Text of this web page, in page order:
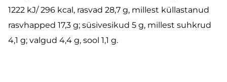
1222 kJ/ 296 kcal, rasvad 28,7 g, millest küllastanud
rasvhapped 17,3 g; süsivesikud 5 g, millest suhkrud
4,1 g; valgud 4,4 g, sool 1,1 g.